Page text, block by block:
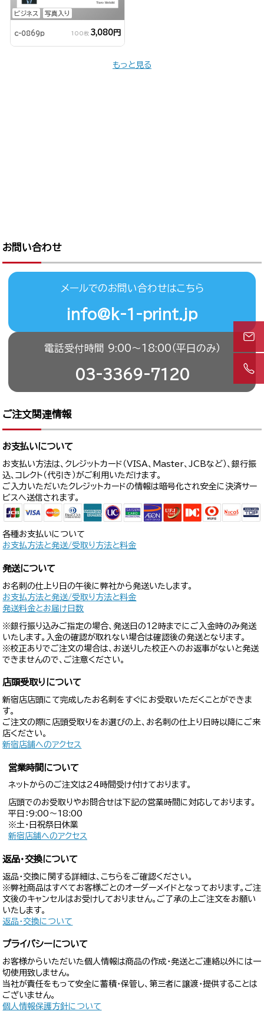
ビジネス 写真入り
c-0869p 100枚 3,080円
もっと見る
お問い合わせ
メールでのお問い合わせはこちら
info@k-1-print.jp
電話受付時間 9:00〜18:00（平日のみ）
03-3369-7120
ご注文関連情報
お支払いについて
お支払い方法は、クレジットカード（VISA、Master、JCBなど）、銀行振
込、コレクト（代引き）がご利用いただけます。
ご入力いただいたクレジットカードの情報は暗号化され安全に決済サー
ビスへ送信されます。
各種お支払いについて
お支払方法と発送/受取り方法と料金
発送について
お名刺の仕上り日の午後に弊社から発送いたします。
お支払方法と発送/受取り方法と料金
発送料金とお届け日数
※銀行振り込みご指定の場合、発送日の12時までにご入金時のみ発送
いたします。入金の確認が取れない場合は確認後の発送となります。
※校正ありでご注文の場合は、お送りした校正へのお返事がないと発送
できませんので、ご注意ください。
店頭受取りについて
新宿店店頭にて完成したお名刺をすぐにお受取いただくことができま
す。
ご注文の際に店頭受取りをお選びの上、お名刺の仕上り日時以降にご来
店ください。
新宿店舗へのアクセス
営業時間について
ネットからのご注文は24時間受け付けております。
店頭でのお受取りやお問合せは下記の営業時間に対応しております。
平日：9:00〜18:00
※土・日祝祭日休業
新宿店舗へのアクセス
返品・交換について
返品・交換に関する詳細は、こちらをご確認ください。
※弊社商品はすべてお客様ごとのオーダーメイドとなっております。ご注
文後のキャンセルはお受けしておりません。ご了承の上ご注文をお願い
いたします。
返品・交換について
プライバシーについて
お客様からいただいた個人情報は商品の作成・発送とご連絡以外には一
切使用致しません。
当社が責任をもって安全に蓄積・保管し、第三者に譲渡・提供することは
ございません。
個人情報保護方針について